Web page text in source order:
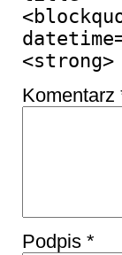
<strong>
Komentarz
Podpis *